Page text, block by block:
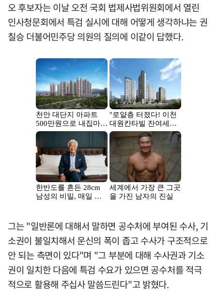
오 후보자는 이날 오전 국회 법제사법위원회에서 열린
인사청문회에서 특검 실시에 대해 어떻게 생각하냐는 권
칠승 더불어민주당 의원의 질의에 이같이 답했다.
그는 "일반론에 대해서 말하면 공수처에 부여된 수사, 기
소권이 불일치해서 운신의 폭이 좁고 수사가 구조적으로
안 되는 측면이 있다"며 "그 부분에 대해 수사권과 기소
권이 일치한 다음에 특검 수요가 있으면 공수처를 적극
적으로 활용해 주십사 말씀드린다"고 밝혔다.